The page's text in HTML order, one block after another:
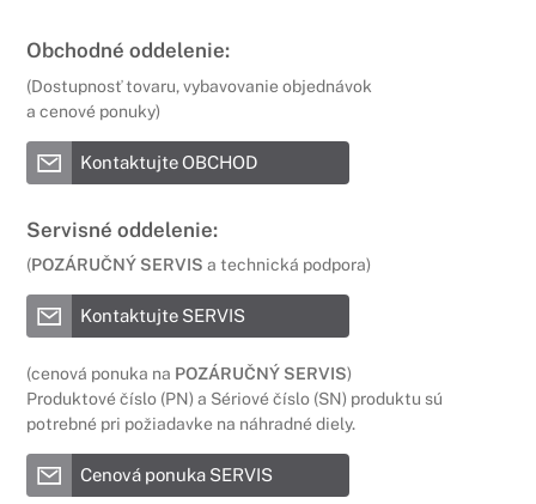
Obchodné oddelenie:
(Dostupnosť tovaru, vybavovanie objednávok
a cenové ponuky)
Kontaktujte OBCHOD
Servisné oddelenie:
(POZÁRUČNÝ SERVIS a technická podpora)
Kontaktujte SERVIS
(cenová ponuka na POZÁRUČNÝ SERVIS)
Produktové číslo (PN) a Sériové číslo (SN) produktu sú
potrebné pri požiadavke na náhradné diely.
Cenová ponuka SERVIS